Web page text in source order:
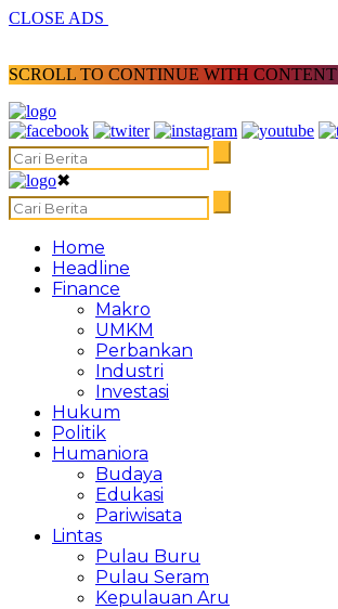
CLOSE ADS
SCROLL TO CONTINUE WITH CONTENT
✖
Home
Headline
Finance
Makro
UMKM
Perbankan
Industri
Investasi
Hukum
Politik
Humaniora
Budaya
Edukasi
Pariwisata
Lintas
Pulau Buru
Pulau Seram
Kepulauan Aru